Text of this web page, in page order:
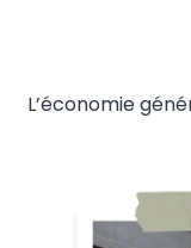
L’économie